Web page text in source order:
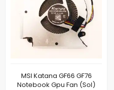
MSI Katana GF66 GF76
Notebook Gpu Fan (Sol)